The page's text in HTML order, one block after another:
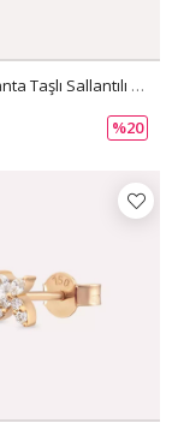
R Harf Pırlanta Taşlı Sallantılı Beyaz Altın Tek Küpe
%20